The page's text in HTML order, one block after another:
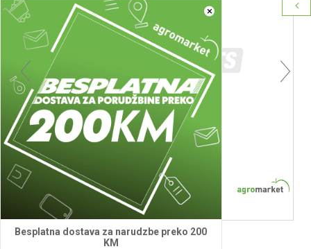
×
Besplatna dostava za narudzbe preko 200
KM
2 3
Villager